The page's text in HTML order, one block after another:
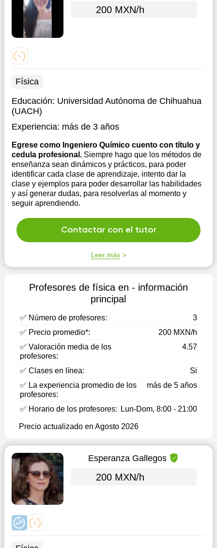
200 MXN/h
Física
Educación: Universidad Autónoma de Chihuahua
(UACH)
Experiencia: más de 3 años
Egrese como Ingeniero Químico cuento con título y
cedula profesional. Siempre hago que los métodos de
enseñanza sean dinámicos y prácticos, para poder
identificar cada clase de aprendizaje, intento dar la
clase y ejemplos para poder desarrollar las habilidades
y así generar dudas, para resolverlas al momento y
seguir aprendiendo.
Contactar con el tutor
Leer más
Profesores de física en - información
principal
✅ Número de profesores:
3
✅ Precio promedio*:
200 MXN/h
✅ Valoración media de los
profesores:
4.57
✅ Clases en línea:
Si
✅ La experiencia promedio de los
profesores:
más de 5 años
✅ Horario de los profesores: Lun-Dom, 8:00 - 21:00
Precio actualizado en Agosto 2026
Esperanza Gallegos
200 MXN/h